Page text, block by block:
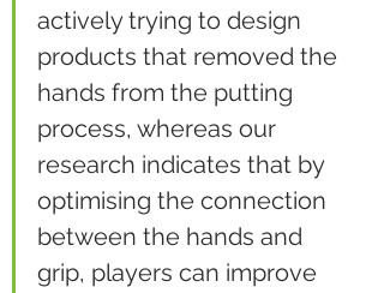
actively trying to design
products that removed the
hands from the putting
process, whereas our
research indicates that by
optimising the connection
between the hands and
grip, players can improve